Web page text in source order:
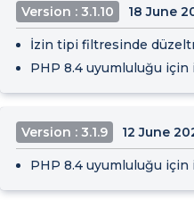
Version : 3.1.10 18 June
İzin tipi filtresinde
PHP 8.4 uyumluluğu için
Version : 3.1.9 12 June
PHP 8.4 uyumluluğu için